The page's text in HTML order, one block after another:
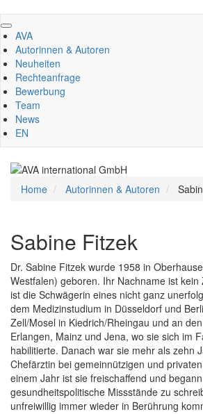
Direkt
zum
Inhalt
AVA
Autorinnen & Autoren
Neuheiten
Rechteanfrage
Bewerbung
Team
News
EN
Home Autorinnen & Autoren
Sabine Fitzek
Dr. Sabine Fitzek wurde 1958 in
Westfalen) geboren. Ihr Nachname ist kein
ist die Schwägerin eines nicht ganz
dem Medizinstudium in Düsseldorf und
Zell/Mosel in Kiedrich/Rheingau und an
Erlangen, Mainz und Jena, wo sie sich im
habilitierte. Danach war sie mehr als zehn
Chefärztin bei gemeinnützigen und
einem Jahr ist sie freischaffend und
gesundheitspolitische Missstände zu
unfreiwillig immer wieder in Berührung